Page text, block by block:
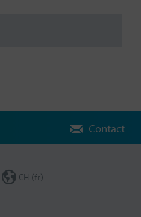
Contact
CH (fr)